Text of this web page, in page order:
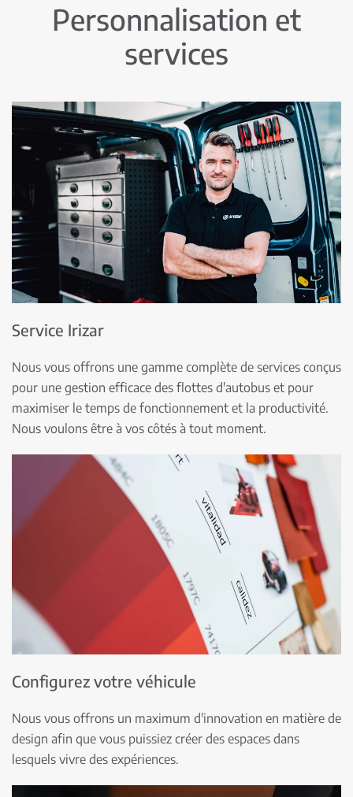
Personnalisation et
services
Service Irizar
Nous vous offrons une gamme complète de services conçus
pour une gestion efficace des flottes d'autobus et pour
maximiser le temps de fonctionnement et la productivité.
Nous voulons être à vos côtés à tout moment.
Configurez votre véhicule
Nous vous offrons un maximum d'innovation en matière de
design afin que vous puissiez créer des espaces dans
lesquels vivre des expériences.